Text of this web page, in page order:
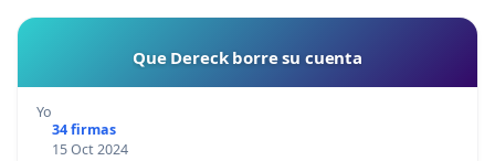
Que Dereck borre su cuenta
Yo
34 firmas
15 Oct 2024